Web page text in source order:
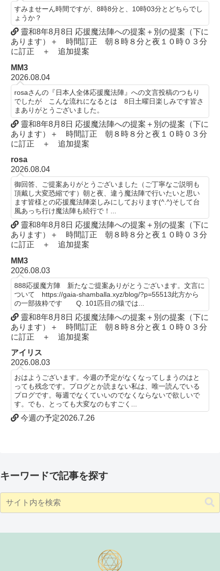
すみませーん時間ですが、8時8分と、10時03分とどちらでし
ょうか？
靈和8年8月8日 応援魔法陣への提案＋別の提案（下に
あります）＋ 時間訂正 朝８時８分と夜１０時０３分
に訂正 ＋ 追加提案
MM3
2026.08.04
rosaさんの『日本人全体応援魔法陣』への文言投稿のつもり
でしたが こんな流れになるとは 8日土曜日楽しみです皆さ
まありがとうございました。
靈和8年8月8日 応援魔法陣への提案＋別の提案（下に
あります）＋ 時間訂正 朝８時８分と夜１０時０３分
に訂正 ＋ 追加提案
rosa
2026.08.04
御回答、ご提案ありがとうございました（ご丁寧なご説明も
頂戴し大変恐縮です）朝と夜、違う魔法陣で行いたいと思い
ます皆様との応援魔法陣楽しみにしております(^.^)そして台
風あっち行け魔法陣も続行で！...
靈和8年8月8日 応援魔法陣への提案＋別の提案（下に
あります）＋ 時間訂正 朝８時８分と夜１０時０３分
に訂正 ＋ 追加提案
MM3
2026.08.03
888応援魔方陣 新たなご提案ありがとうございます。文言に
ついて https://gaia-shamballa.xyz/blog/?p=55513此方から
の一部抜粋です Q. 101匹目の猿では...
靈和8年8月8日 応援魔法陣への提案＋別の提案（下に
あります）＋ 時間訂正 朝８時８分と夜１０時０３分
に訂正 ＋ 追加提案
アイリス
2026.08.03
おはようございます。今週の予定がなくなってしまうのはと
っても残念です。プログとか読まない私は、唯一読んでいる
プログです。毎週でなくていいのでなくならないで欲しいで
す。でも、とっても大変なのもすごく...
今週の予定2026.7.26
キーワードで記事を探す